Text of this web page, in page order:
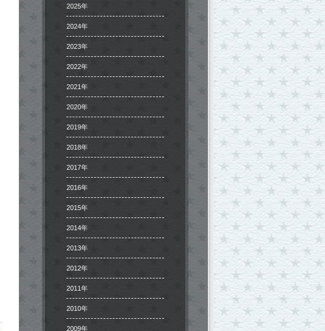
2025年
2024年
2023年
2022年
2021年
2020年
2019年
2018年
2017年
2016年
2015年
2014年
2013年
2012年
2011年
2010年
2009年